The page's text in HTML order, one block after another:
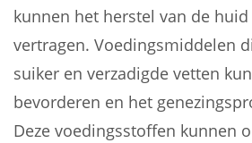
kunnen het herstel van de
vertragen. Voedingsmiddelen
suiker en verzadigde vetten
bevorderen en het
Deze voedingsstoffen kunnen